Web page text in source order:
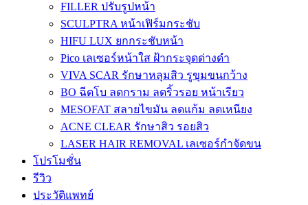
FILLER ปรับรูปหน้า
SCULPTRA หน้าเฟิร์มกระชับ
HIFU LUX ยกกระชับหน้า
Pico เลเซอร์หน้าใส ฝ้ากระจุดด่างดำ
VIVA SCAR รักษาหลุมสิว รูขุมขนกว้าง
BO ฉีดโบ ลดกราม ลดริ้วรอย หน้าเรียว
MESOFAT สลายไขมัน ลดแก้ม ลดเหนียง
ACNE CLEAR รักษาสิว รอยสิว
LASER HAIR REMOVAL เลเซอร์กำจัดขน
โปรโมชั่น
รีวิว
ประวัติแพทย์